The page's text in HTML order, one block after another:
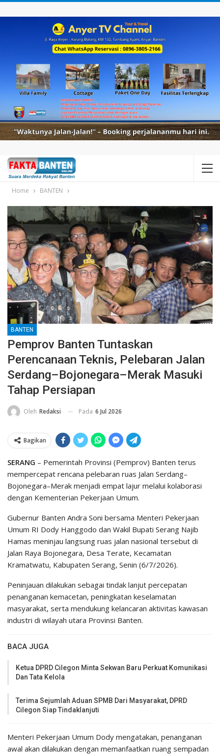
Home BANTEN
BANTEN
Pemprov Banten Tuntaskan
Perencanaan Teknis, Pelebaran Jalan
Serdang–Bojonegara–Merak Masuki
Tahap Persiapan
Oleh Redaksi Pada 6 Jul 2026
Bagikan
SERANG – Pemerintah Provinsi (Pemprov) Banten terus
mempercepat rencana pelebaran ruas Jalan Serdang–
Bojonegara–Merak menjadi empat lajur melalui kolaborasi
dengan Kementerian Pekerjaan Umum.
Gubernur Banten Andra Soni bersama Menteri Pekerjaan
Umum RI Dody Hanggodo dan Wakil Bupati Serang Najib
Hamas meninjau langsung ruas jalan nasional tersebut di
Jalan Raya Bojonegara, Desa Terate, Kecamatan
Kramatwatu, Kabupaten Serang, Senin (6/7/2026).
Peninjauan dilakukan sebagai tindak lanjut percepatan
penanganan kemacetan, peningkatan keselamatan
masyarakat, serta mendukung kelancaran aktivitas kawasan
industri di wilayah utara Provinsi Banten.
BACA JUGA
Ketua DPRD Cilegon Minta Sekwan Baru Perkuat Komunikasi
Dan Tata Kelola
Terima Sejumlah Aduan SPMB Dari Masyarakat, DPRD
Cilegon Siap Tindaklanjuti
Menteri Pekerjaan Umum Dody mengatakan, penanganan
awal akan dilakukan dengan memanfaatkan ruang sempadan